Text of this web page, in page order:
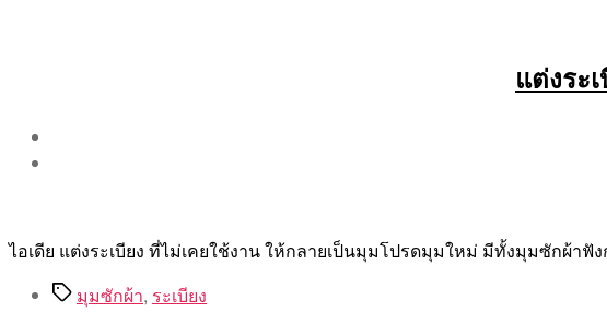
แต่งระ
ไอเดีย แต่งระเบียง ที่ไม่เคยใช้งาน ให้กลายเป็นมุมโปรดมุมใหม่ มีทั้งมุมซักผ้า
Tagsมุมซักผ้า, ระเบียง